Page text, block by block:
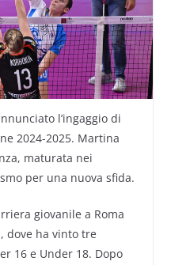
l’ingaggio di
2024-2025. Martina
maturata nei
per una nuova sfida.
giovanile a Roma
dove ha vinto tre
16 e Under 18. Dopo